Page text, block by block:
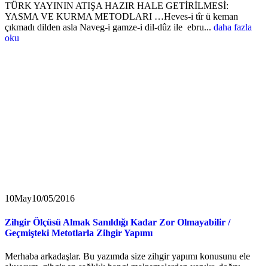
TÜRK YAYININ ATIŞA HAZIR HALE GETİRİLMESİ:
YASMA VE KURMA METODLARI …Heves-i tîr ü keman
çıkmadı dilden asla Naveg-i gamze-i dil-dûz ile ebru... daha fazla
oku
10May10/05/2016
Zihgir Ölçüsü Almak Sanıldığı Kadar Zor Olmayabilir /
Geçmişteki Metotlarla Zihgir Yapımı
Merhaba arkadaşlar. Bu yazımda size zihgir yapımı konusunu ele